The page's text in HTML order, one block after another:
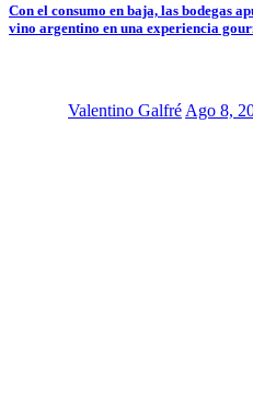
Con el consumo en baja, las bodegas
vino argentino en una experiencia
Valentino Galfré Ago 8,